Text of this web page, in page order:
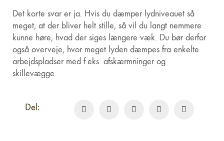
Det korte svar er ja. Hvis du dæmper lydniveauet så
meget, at der bliver helt stille, så vil du langt nemmere
kunne høre, hvad der siges længere væk. Du bør derfor
også overveje, hvor meget lyden dæmpes fra enkelte
arbejdspladser med f.eks. afskærmninger og
skillevægge.
Del: